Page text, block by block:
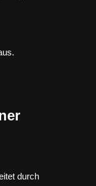
durch